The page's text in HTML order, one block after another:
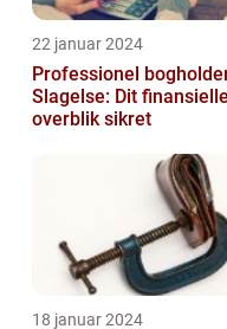
22 januar 2024
Professionel
Slagelse: Dit finansielle
overblik sikret
18 januar 2024